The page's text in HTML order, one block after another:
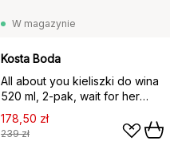
W magazynie
Kosta Boda
All about you kieliszki do wina
520 ml, 2‑pak, wait for her
(brudny różowy)
178,50 zł
239 zł